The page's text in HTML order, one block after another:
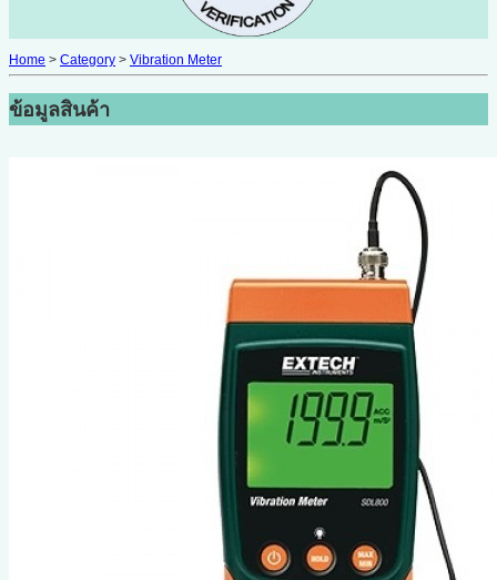
Home > Category > Vibration Meter
ข้อมูลสินค้า